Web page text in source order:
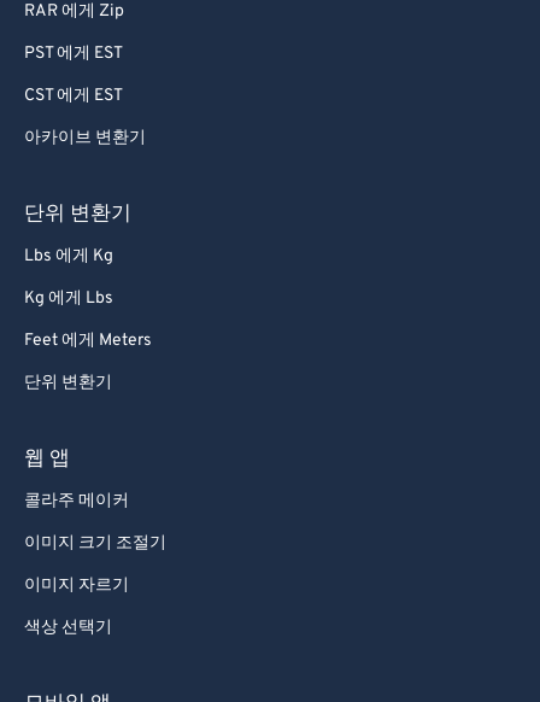
RAR 에게 Zip
PST 에게 EST
CST 에게 EST
아카이브 변환기
단위 변환기
Lbs 에게 Kg
Kg 에게 Lbs
Feet 에게 Meters
단위 변환기
웹 앱
콜라주 메이커
이미지 크기 조절기
이미지 자르기
색상 선택기